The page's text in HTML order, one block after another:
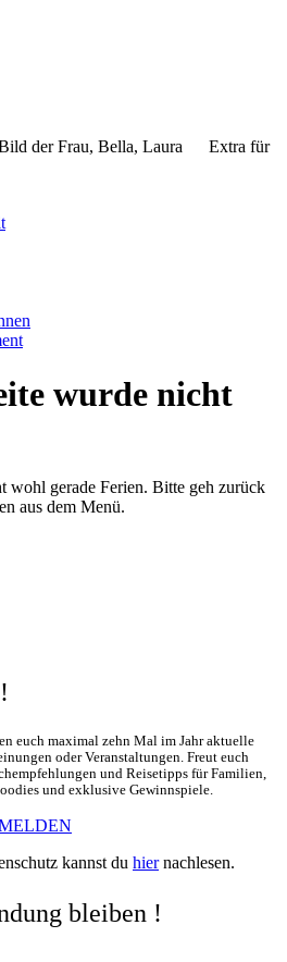
der Frau, Bella, Laura Extra für
wurde nicht
wohl gerade Ferien. Bitte geh zurück
aus dem Menü.
euch maximal zehn Mal im Jahr aktuelle
oder Veranstaltungen. Freut euch
und Reisetipps für Familien,
und exklusive Gewinnspiele.
kannst du hiernachlesen.
bleiben !